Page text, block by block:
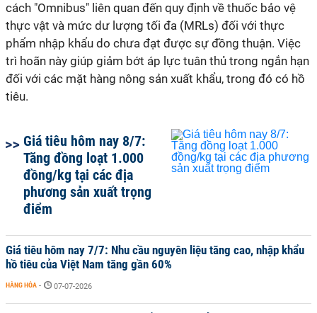
cách "Omnibus" liên quan đến quy định về thuốc bảo vệ
thực vật và mức dư lượng tối đa (MRLs) đối với thực
phẩm nhập khẩu do chưa đạt được sự đồng thuận. Việc
trì hoãn này giúp giảm bớt áp lực tuân thủ trong ngắn hạn
đối với các mặt hàng nông sản xuất khẩu, trong đó có hồ
tiêu.
Giá tiêu hôm nay 8/7:
Tăng đồng loạt 1.000
đồng/kg tại các địa
phương sản xuất trọng
điểm
Giá tiêu hôm nay 7/7: Nhu cầu nguyên liệu tăng cao, nhập khẩu
hồ tiêu của Việt Nam tăng gần 60%
HÀNG HÓA - 07-07-2026